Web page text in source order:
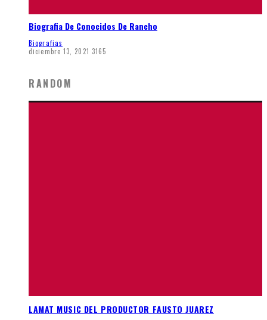
Biografia De Conocidos De Rancho
Biografias
diciembre 13, 2021 3165
RANDOM
LAMAT MUSIC DEL PRODUCTOR FAUSTO JUAREZ